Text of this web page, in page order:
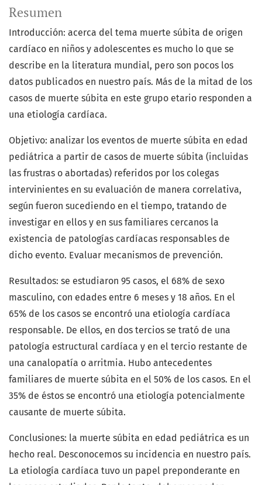
Resumen
Introducción: acerca del tema muerte súbita de origen
cardíaco en niños y adolescentes es mucho lo que se
describe en la literatura mundial, pero son pocos los
datos publicados en nuestro país. Más de la mitad de los
casos de muerte súbita en este grupo etario responden a
una etiología cardíaca.
Objetivo: analizar los eventos de muerte súbita en edad
pediátrica a partir de casos de muerte súbita (incluidas
las frustras o abortadas) referidos por los colegas
intervinientes en su evaluación de manera correlativa,
según fueron sucediendo en el tiempo, tratando de
investigar en ellos y en sus familiares cercanos la
existencia de patologías cardíacas responsables de
dicho evento. Evaluar mecanismos de prevención.
Resultados: se estudiaron 95 casos, el 68% de sexo
masculino, con edades entre 6 meses y 18 años. En el
65% de los casos se encontró una etiología cardíaca
responsable. De ellos, en dos tercios se trató de una
patología estructural cardíaca y en el tercio restante de
una canalopatía o arritmia. Hubo antecedentes
familiares de muerte súbita en el 50% de los casos. En el
35% de éstos se encontró una etiología potencialmente
causante de muerte súbita.
Conclusiones: la muerte súbita en edad pediátrica es un
hecho real. Desconocemos su incidencia en nuestro país.
La etiología cardíaca tuvo un papel preponderante en